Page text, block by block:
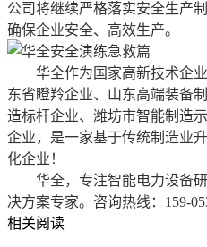
公司将继续严格落实安全生产
确保企业安全、高效生产。
华全作为国家高新技术企业
东省瞪羚企业、山东高端装备
造标杆企业、潍坊市智能制造
企业，是一家基于传统制造业
化企业！
华全，专注智能电力设备研
决方案专家。咨询热线：159-
相关阅读